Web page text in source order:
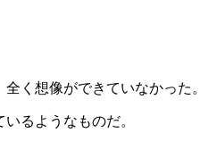
く想像ができていなかった。
るようなものだ。